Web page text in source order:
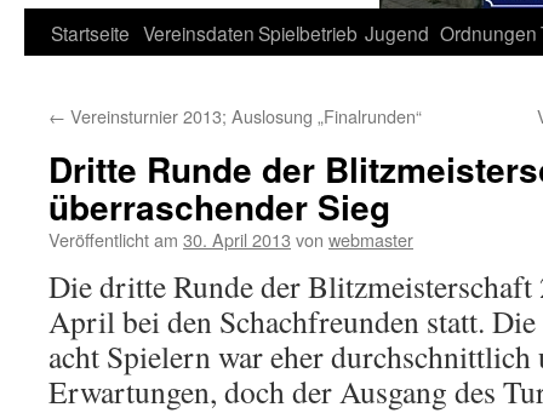
Startseite VereinsdatenSpielbetrieb Jugend Ordnungen
← Vereinsturnier 2013; Auslosung „Finalrunden“
Dritte Runde der
überraschender Sieg
Veröffentlicht am 30. April 2013 von webmaster
Die dritte Runde der Blitzmeisterschaft
April bei den Schachfreunden statt.
acht Spielern war eher durchschnittlich
Erwartungen, doch der Ausgang des